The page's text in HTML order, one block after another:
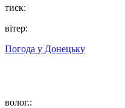
тиск:
вітер:
Погода у Донецьку
волог.: